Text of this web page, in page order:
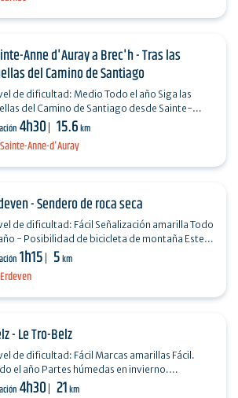
Anne-d'Auray
Anne d'Auray a Brec'h - Tras las
del Camino de Santiago
de dificultad: Medio Todo el año Siga las
del Camino de Santiago desde Sainte-
d'Auray, enlazando Brec'h por el pueblo de
Dégan…
4h30 15.6km
- Sendero de roca seca
dificultad: Fácil Señalización amarilla Todo
- Posibilidad de bicicleta de montaña Este
conduce a las playas de Kerouriec…
1h15 5km
- Le Tro-Belz
dificultad: Fácil Marcas amarillas Fácil.
el año Partes húmedas en invierno.
de caza de octubre a febrero
4h30 21km